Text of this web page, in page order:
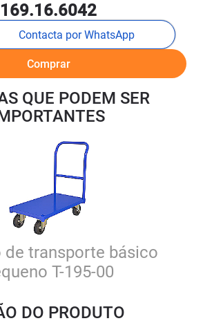
169.16.6042
Contacta por WhatsApp
Comprar
QUE PODEM SER
de transporte básico
T-195-00
DO PRODUTO